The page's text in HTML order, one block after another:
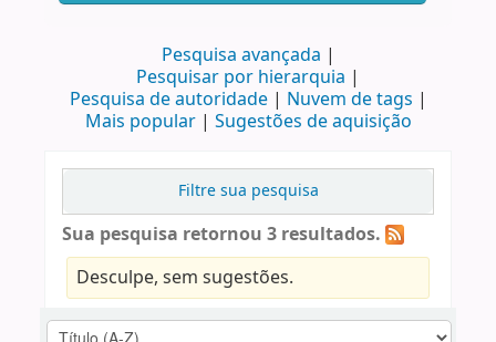
Pesquisa avançada
Pesquisar por hierarquia
Pesquisa de autoridade
Nuvem de tags
Mais popular
Sugestões de aquisição
Filtre sua pesquisa
Sua pesquisa retornou 3 resultados.
Desculpe, sem sugestões.